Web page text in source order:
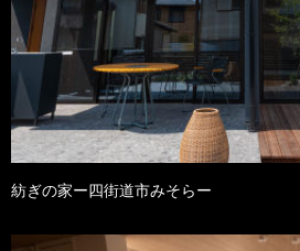
紡ぎの家ー四街道市みそらー